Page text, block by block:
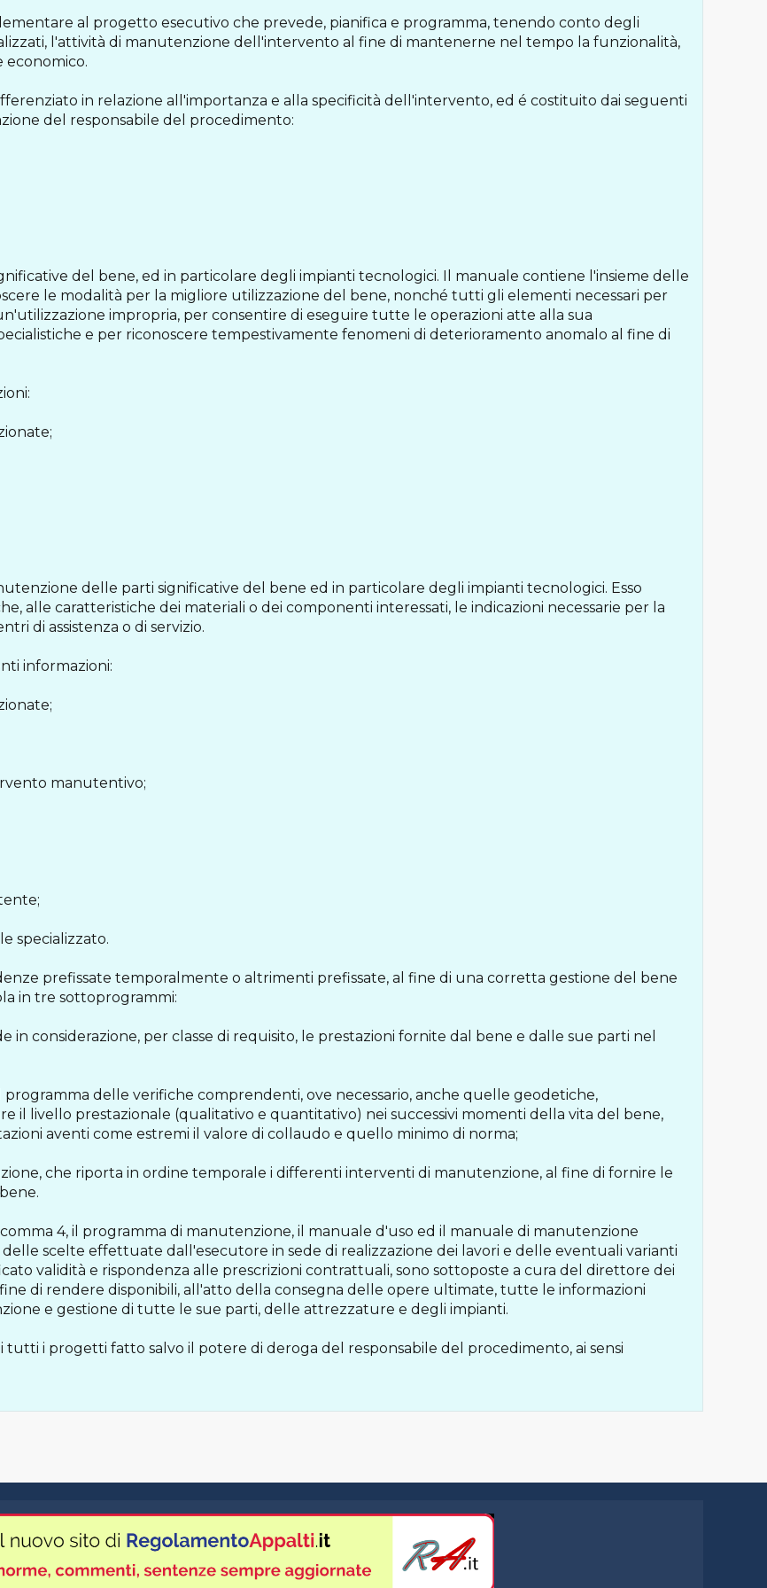
al progetto esecutivo che prevede, pianifica e programma, tenendo conto degli
l'attività di manutenzione dell'intervento al fine di mantenerne nel tempo la funzionalità,
economico.
in relazione all'importanza e alla specificità dell'intervento, ed é costituito dai seguenti
del responsabile del procedimento:
del bene, ed in particolare degli impianti tecnologici. Il manuale contiene l'insieme delle
le modalità per la migliore utilizzazione del bene, nonché tutti gli elementi necessari per
impropria, per consentire di eseguire tutte le operazioni atte alla sua
e per riconoscere tempestivamente fenomeni di deterioramento anomalo al fine di
delle parti significative del bene ed in particolare degli impianti tecnologici. Esso
alle caratteristiche dei materiali o dei componenti interessati, le indicazioni necessarie per la
di assistenza o di servizio.
informazioni:
manutentivo;
specializzato.
prefissate temporalmente o altrimenti prefissate, al fine di una corretta gestione del bene
in tre sottoprogrammi:
considerazione, per classe di requisito, le prestazioni fornite dal bene e dalle sue parti nel
delle verifiche comprendenti, ove necessario, anche quelle geodetiche,
il livello prestazionale (qualitativo e quantitativo) nei successivi momenti della vita del bene,
aventi come estremi il valore di collaudo e quello minimo di norma;
che riporta in ordine temporale i differenti interventi di manutenzione, al fine di fornire le
4, il programma di manutenzione, il manuale d'uso ed il manuale di manutenzione
scelte effettuate dall'esecutore in sede di realizzazione dei lavori e delle eventuali varianti
validità e rispondenza alle prescrizioni contrattuali, sono sottoposte a cura del direttore dei
di rendere disponibili, all'atto della consegna delle opere ultimate, tutte le informazioni
e gestione di tutte le sue parti, delle attrezzature e degli impianti.
i progetti fatto salvo il potere di deroga del responsabile del procedimento, ai sensi